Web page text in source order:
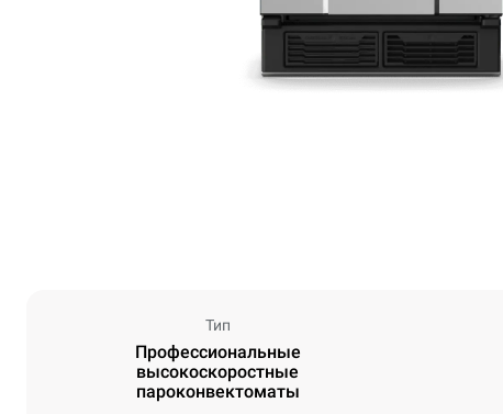
Тип
Профессиональные
высокоскоростные
пароконвектоматы